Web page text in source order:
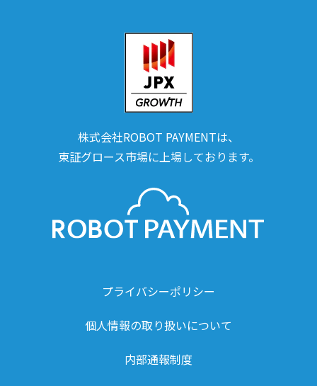
株式会社ROBOT PAYMENTは、
東証グロース市場に上場しております。
プライバシーポリシー
個人情報の取り扱いについて
内部通報制度